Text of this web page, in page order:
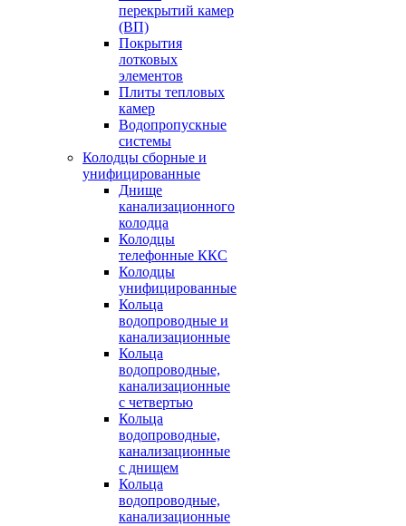
перекрытий камер
(ВП)
Покрытия
лотковых
элементов
Плиты тепловых
камер
Водопропускные
системы
Колодцы сборные и
унифицированные
Днище
канализационного
колодца
Колодцы
телефонные ККС
Колодцы
унифицированные
Кольца
водопроводные и
канализационные
Кольца
водопроводные,
канализационные
с четвертью
Кольца
водопроводные,
канализационные
с днищем
Кольца
водопроводные,
канализационные